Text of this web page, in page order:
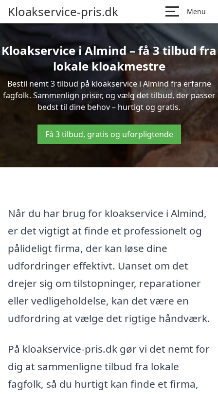
Kloakservice-pris.dk Menu
Kloakservice i Almind – få 3 tilbud fra
lokale kloakmestre
Bestil nemt 3 tilbud på kloakservice i Almind fra erfarne
fagfolk. Sammenlign priser, og vælg det tilbud, der passer
bedst til dine behov – hurtigt og gratis.
Få 3 tilbud, gratis og uforpligtende
Når du har brug for kloakservice i Almind,
er det vigtigt at finde et professionelt og
pålideligt firma, der kan løse dine
udfordringer effektivt. Uanset om det
drejer sig om tilstopninger, reparationer
eller vedligeholdelse, kan det være en
udfordring at vælge det rigtige håndværk.
På kloakservice-pris.dk gør vi det nemt for
dig at sammenligne tilbud fra lokale
fagfolk, så du hurtigt kan finde et firma,